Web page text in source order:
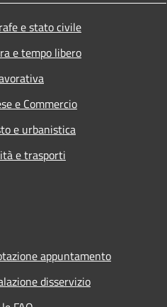
e stato civile
e tempo libero
e Commercio
e urbanistica
e trasporti
appuntamento
disservizio